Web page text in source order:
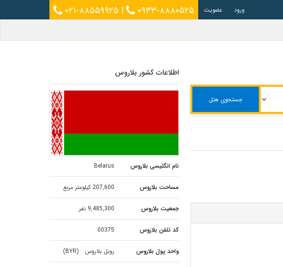
۰۲۱-۸۸۵۵۹۹۲۵ | ۰۹۳۳-۸۸۸۰۵۲۵ ورود عضویت
جستجوی هتل
اطلاعات کشور بلاروس
نام انگلیسی بلاروس Belarus
مساحت بلاروس 207,600 کیلومتر مربع
جمعیت بلاروس 9,485,300 نفر
کد تلفن بلاروس 00375
واحد پول بلاروس روبل بلاروس (BYR)